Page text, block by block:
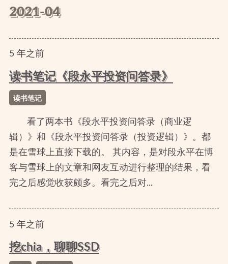
2021-04
5年之前
读书笔记《段永平投资问答录》
读书笔记
看了两本书《段永平投资问答录（商业逻
辑）》和《段永平投资问答录（投资逻辑）》。都
是在雪球上直接下载的。 其内容，是对段永平在博
客与雪球上的文章和网友互动进行整理的结果，看
完之后感觉收获颇多。看完之后对...
5年之前
挖chia，聊聊SSD